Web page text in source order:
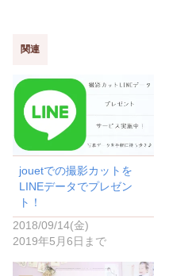
t
e
で
共
(
新
し
ウ
ィ
ン
で
開
き
ま
す
)
有
す
る
リ
ッ
ク
し
て
く
だ
(
新
し
い
ウ
ィ
関連
jouetでの撮影カットを
LINEデータでプレゼン
ト！
2018/09/14(金)
2019年5月6日まで